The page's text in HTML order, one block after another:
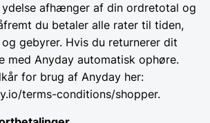
ydelse afhænger af din ordretotal og
du betaler alle rater til tiden,
gebyrer. Hvis du returnerer dit
med Anyday automatisk ophøre.
for brug af Anyday her:
terms-conditions/shopper.